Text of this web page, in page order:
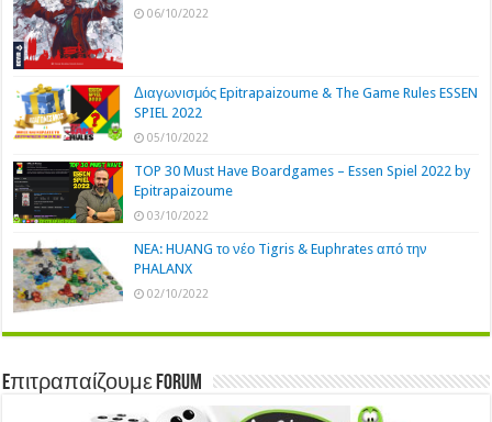
06/10/2022
Διαγωνισμός Epitrapaizoume & The Game Rules ESSEN
SPIEL 2022
05/10/2022
TOP 30 Must Have Boardgames – Essen Spiel 2022 by
Epitrapaizoume
03/10/2022
NEA: HUANG το νέο Tigris & Euphrates από την
PHALANX
02/10/2022
Eπιτραπαίζουμε Forum